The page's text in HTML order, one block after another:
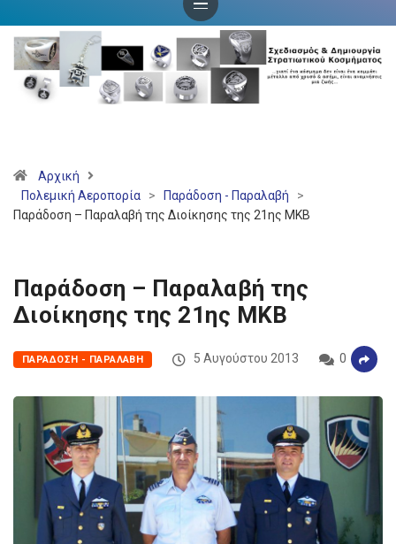
Αρχική
Πολεμική Αεροπορία
> Παράδοση - Παραλαβή
>
Παράδοση – Παραλαβή της Διοίκησης της 21ης ΜΚΒ
Παράδοση – Παραλαβή της
Διοίκησης της 21ης ΜΚΒ
ΠΑΡΆΔΟΣΗ - ΠΑΡΑΛΑΒΉ 5 Αυγούστου 2013 0